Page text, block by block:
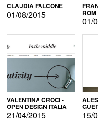
CLAUDIA FALCONE
01/08/2015
01/
VALENTINA CROCI -
OPEN DESIGN ITALIA
21/04/2015 15/